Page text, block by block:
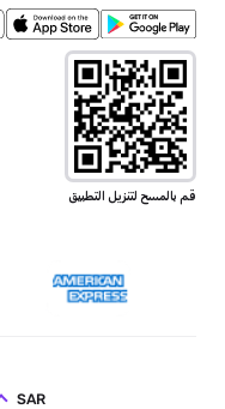
قم بالمسح لتنزيل التطبيق
SAR